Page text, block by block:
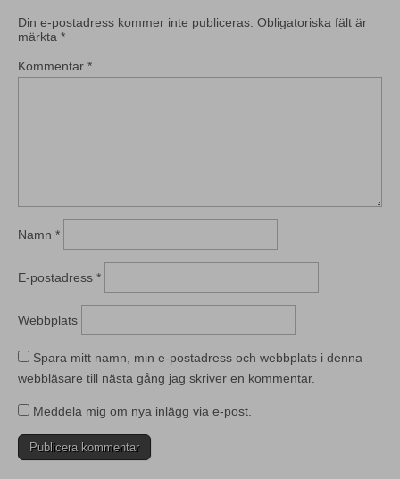
Din e-postadress kommer inte publiceras. Obligatoriska fält är
märkta *
Kommentar *
Namn *
E-postadress *
Webbplats
Spara mitt namn, min e-postadress och webbplats i denna
webbläsare till nästa gång jag skriver en kommentar.
Meddela mig om nya inlägg via e-post.